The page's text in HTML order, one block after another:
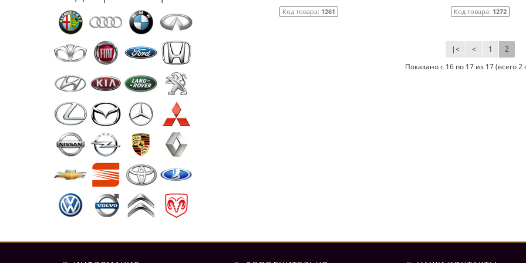
Код товара: 1261 Код товара: 1272
|< < 1 2
Показано с 16 по 17 из 17 (всего 2